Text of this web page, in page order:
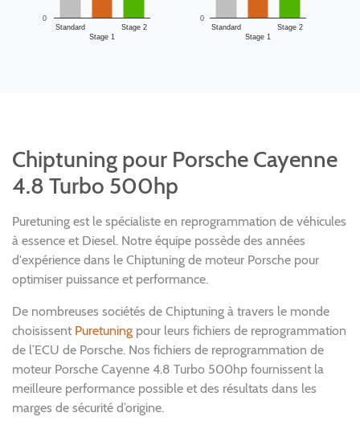
Standard
Stage 1
Stage 2
0
Standard
Stage 1
Stage 2
0
Chiptuning pour Porsche Cayenne
4.8 Turbo 500hp
Puretuning est le spécialiste en reprogrammation de véhicules
à essence et Diesel. Notre équipe possède des années
d'expérience dans le Chiptuning de moteur Porsche pour
optimiser puissance et performance.
De nombreuses sociétés de Chiptuning à travers le monde
choisissent Puretuning pour leurs fichiers de reprogrammation
de l’ECU de Porsche. Nos fichiers de reprogrammation de
moteur Porsche Cayenne 4.8 Turbo 500hp fournissent la
meilleure performance possible et des résultats dans les
marges de sécurité d’origine.